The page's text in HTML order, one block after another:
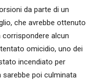
da parte di un
che avrebbe ottenuto
alcun
omicidio, uno dei
incendiato per
sarebbe poi culminata